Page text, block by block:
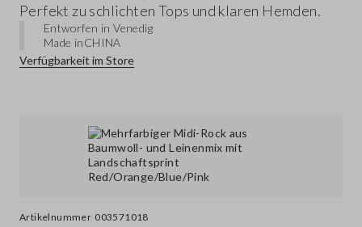
Artikelnummer 003571018
Perfekt zu schlichten Tops und klaren Hemden.
Entworfen in Venedig
Made inCHINA
Verfügbarkeit im Store